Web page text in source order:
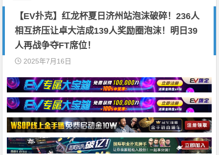
【EV扑克】红龙杯夏日济州站泡沫破碎！236人
相互挤压让卓大洁成139人奖励圈泡沫！明日39
人再战争夺FT席位！
2025年7月16日